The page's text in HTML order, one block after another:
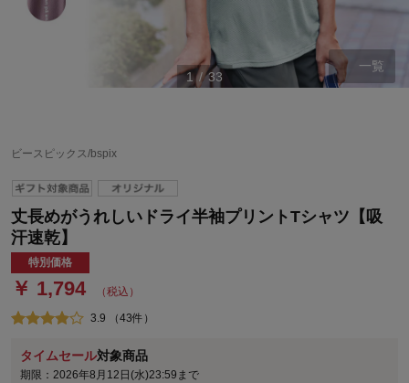
1 / 33
一覧
ビースピックス/bspix
丈長めがうれしいドライ半袖プリントTシャツ【吸
汗速乾】
特別価格
￥ 1,794 （税込）
3.9 （43件）
タイムセール対象商品
期限：2026年8月12日(水)23:59まで